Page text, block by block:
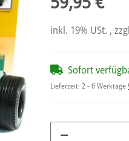
inkl. 19% USt. ,
Sofort
Lieferzeit: 2 - 6 Werktage